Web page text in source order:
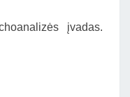
įvadas.